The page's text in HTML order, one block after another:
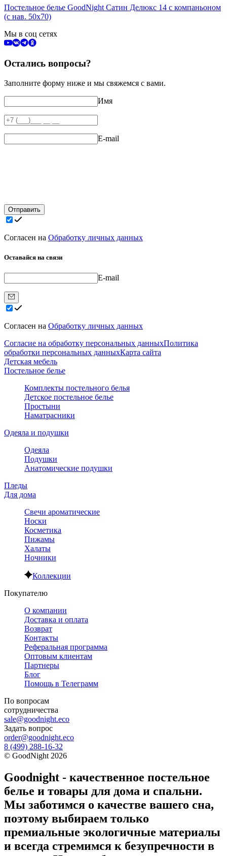
Постельное белье GoodNight Сатин Делюкс 14 с компаньоном
(с нав. 50х70)
Мы в соц сетях
Остались вопросы?
Заполните форму ниже и мы свяжемся с вами.
Имя
E-mail
Отправить
Согласен на Обработку личных данных
Оставайся на связи
E-mail
Согласен на Обработку личных данных
Согласие на обработку персональных данныхПолитика
обработки персональных данныхКарта сайта
Детская мебель
Постельное белье
Комплекты постельного белья
Детское постельное белье
Простыни
Наматрасники
Одеяла и подушки
Одеяла
Подушки
Анатомические подушки
Пледы
Для дома
Свечи ароматические
Носки
Косметика
Пижамы
Халаты
Ночники
Коллекции
Покупателю
О компании
Доставка и оплата
Возврат
Контакты
Реферальная программа
Оптовым клиентам
Партнеры
Блог
Помощь в Телеграмм
По вопросам
сотрудничества
sale@goodnight.eco
Задать вопрос
order@goodnight.eco
8 (499) 288-16-32
© GoodNight 2026
Goodnight - качественное постельное
белье и товары для дома и спальни.
Мы заботимся о качестве вашего сна,
поэтому выбираем только
премиальные экологичные материалы
и всегда стремимся к безупречности в